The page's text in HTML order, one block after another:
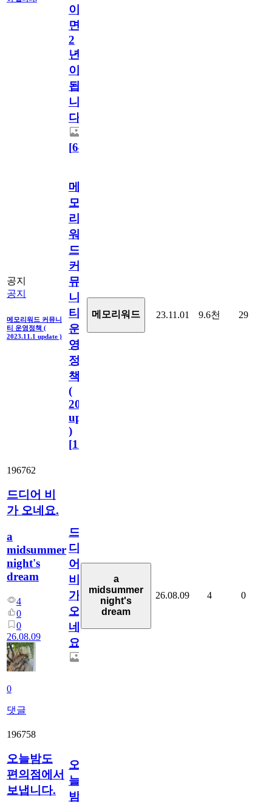
이
면
2
년
이
됩
니
다.
[64
공지
공지
메모리워드 커뮤니
티 운영정책 (
2023.11.1 update )
메
모
리
워
드
커
뮤
니
티
운
영
정
책
(
2023.11.1
update
)
[110
메모리워드 23.11.01 9.6천 29
196762
드디어 비
가 오네요.
a
midsummer
night's
dream
4
0
0
26.08.09
0
댓글
드
디
어
비
가
오
네
요.
a
midsummer
night's
dream
26.08.09 4 0
196758
오늘밤도
편의점에서
보냅니다.
오
늘
밤